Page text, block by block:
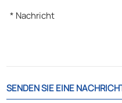
SENDEN SIE EINE